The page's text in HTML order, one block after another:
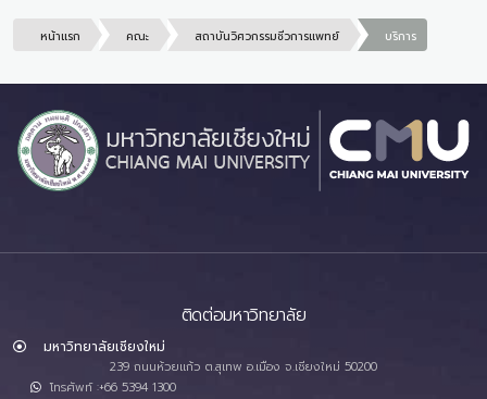
หน้าแรก คณะ สถาบันวิศวกรรมชีวการแพทย์ บริการ
ติดต่อมหาวิทยาลัย
มหาวิทยาลัยเชียงใหม่
239 ถนนห้วยแก้ว ต.สุเทพ อ.เมือง จ.เชียงใหม่ 50200
โทรศัพท์ :+66 5394 1300